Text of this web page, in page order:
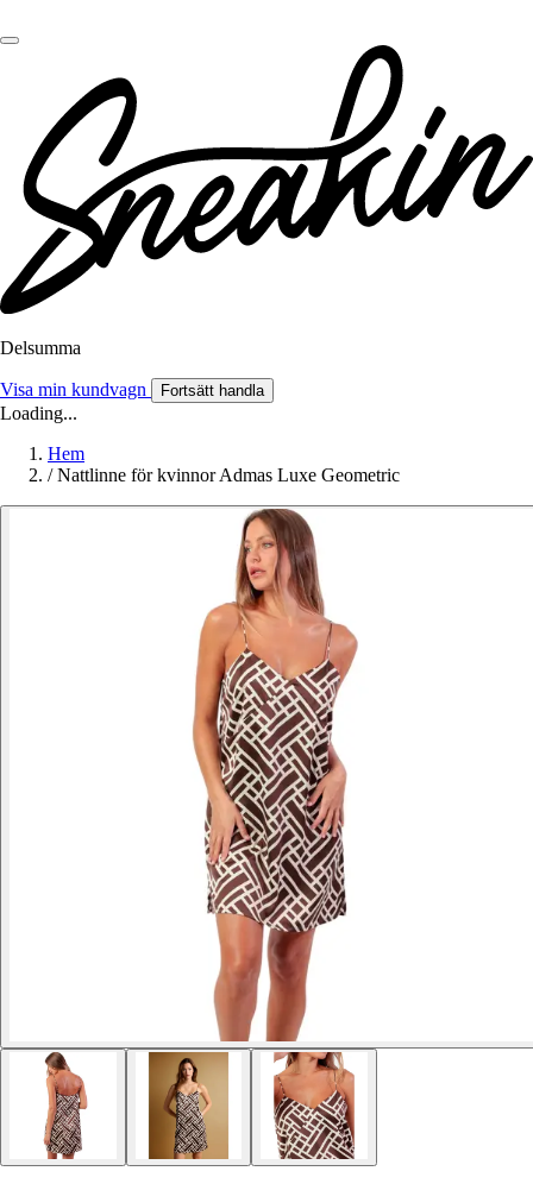
Delsumma
Visa min kundvagn Fortsätt handla
Loading...
Hem
/ Nattlinne för kvinnor Admas Luxe Geometric